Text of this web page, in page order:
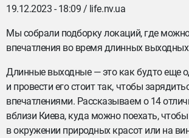
19.12.2023 - 18:09 / life.nv.ua
Мы собрали подборку локаций, где
впечатления во время длинных
Длинные выходные — это как будто еще
и провести его стоит так, чтобы
впечатлениями. Рассказываем о 14
вблизи Киева, куда можно поехать, чтобы
в окружении природных красот или на